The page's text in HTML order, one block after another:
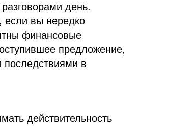
день.
если вы нередко
финансовые
предложение,
в
действительность